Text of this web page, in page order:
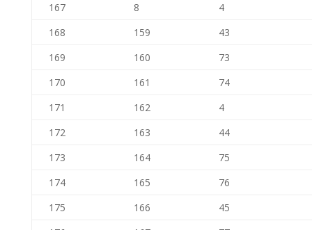
167 8
4
168
159
43
169
160
73
170
161
74
171
162
4
172
163
44
173
164
75
174
165
76
175
166
45